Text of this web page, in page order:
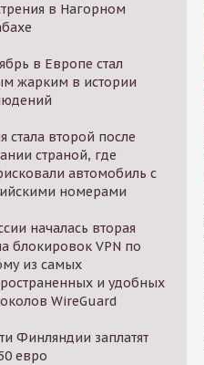
в Нагорном
в Европе стал
жарким в истории
стала второй после
страной, где
автомобиль с
номерами
началась вторая
блокировок VPN по
из самых
и удобных
WireGuard
Финляндии заплатят
евро